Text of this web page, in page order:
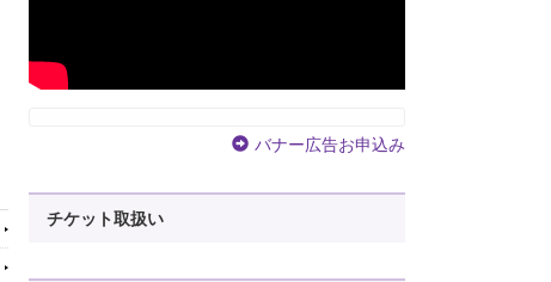
バナー広告お申込み
チケット取扱い